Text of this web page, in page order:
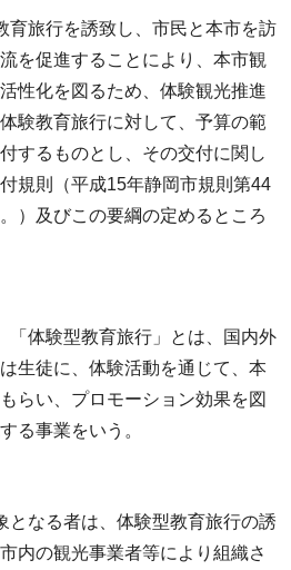
育旅行を誘致し、市民と本市を訪
を促進することにより、本市観
性化を図るため、体験観光推進
験教育旅行に対して、予算の範
するものとし、その交付に関し
規則（平成15年静岡市規則第44
）及びこの要綱の定めるところ
「体験型教育旅行」とは、国内外
生徒に、体験活動を通じて、本
らい、プロモーション効果を図
る事業をいう。
となる者は、体験型教育旅行の誘
内の観光事業者等により組織さ